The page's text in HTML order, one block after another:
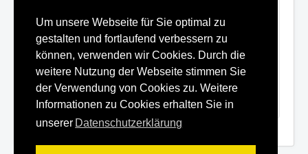
Um unsere Webseite für Sie optimal zu
gestalten und fortlaufend verbessern zu
können, verwenden wir Cookies. Durch die
weitere Nutzung der Webseite stimmen Sie
der Verwendung von Cookies zu. Weitere
Informationen zu Cookies erhalten Sie in
unserer Datenschutzerklärung
GEK Nienhagen
Satzungen
Hilfe
Datenschutzerklärung
Inhaltsverzeichnis
Impressum